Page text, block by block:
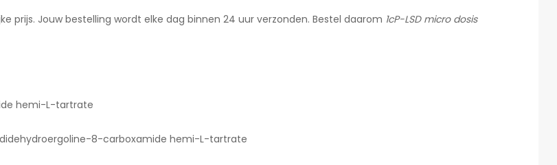
prijs. Jouw bestelling wordt elke dag binnen 24 uur verzonden. Bestel daarom 1cP-LSD micro dosis
hemi-L-tartrate
8-carboxamide hemi-L-tartrate